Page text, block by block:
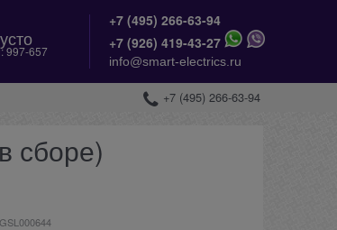
997-657
+7 (495) 266-63-94
+7 (926) 419-43-27
info@smart-electrics.ru
+7 (495) 266-63-94
сборе)